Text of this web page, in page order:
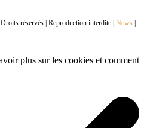
réservés | Reproduction interdite | News
plus sur les cookies et comment